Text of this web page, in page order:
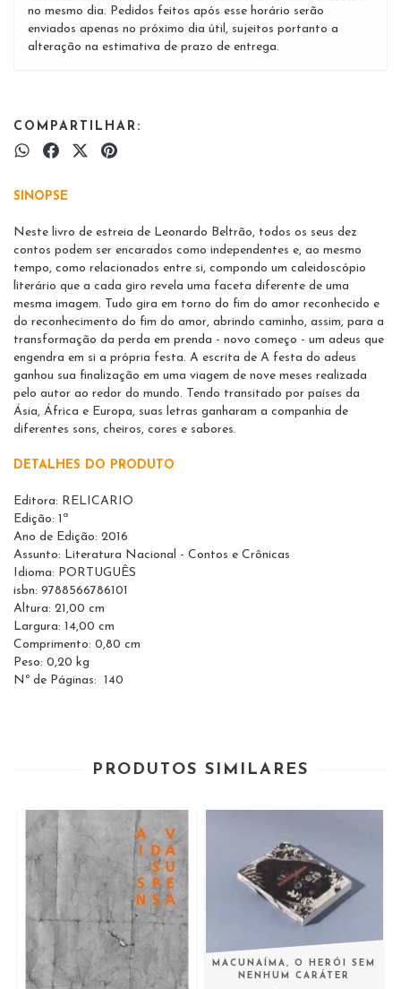
no mesmo dia. Pedidos feitos após esse horário serão
enviados apenas no próximo dia útil, sujeitos portanto a
alteração na estimativa de prazo de entrega.
COMPARTILHAR:
SINOPSE
Neste livro de estreia de Leonardo Beltrão, todos os seus dez
contos podem ser encarados como independentes e, ao mesmo
tempo, como relacionados entre si, compondo um caleidoscópio
literário que a cada giro revela uma faceta diferente de uma
mesma imagem. Tudo gira em torno do fim do amor reconhecido e
do reconhecimento do fim do amor, abrindo caminho, assim, para a
transformação da perda em prenda - novo começo - um adeus que
engendra em si a própria festa. A escrita de A festa do adeus
ganhou sua finalização em uma viagem de nove meses realizada
pelo autor ao redor do mundo. Tendo transitado por países da
Ásia, África e Europa, suas letras ganharam a companhia de
diferentes sons, cheiros, cores e sabores.
DETALHES DO PRODUTO
Editora: RELICARIO
Edição: 1ª
Ano de Edição: 2016
Assunto: Literatura Nacional - Contos e Crônicas
Idioma: PORTUGUÊS
isbn: 9788566786101
Altura: 21,00 cm
Largura: 14,00 cm
Comprimento: 0,80 cm
Peso: 0,20 kg
Nº de Páginas: 140
PRODUTOS SIMILARES
MACUNAÍMA, O HERÓI SEM
NENHUM CARÁTER